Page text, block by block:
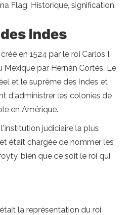
Flag: Historique, signification,
Indes
en 1524 par le roi Carlos I,
Mexique par Hernán Cortés. Le
et le suprême des Indes et
d'administrer les colonies de
en Amérique.
judiciaire la plus
était chargée de nommer les
bien que ce soit le roi qui
la représentation du roi